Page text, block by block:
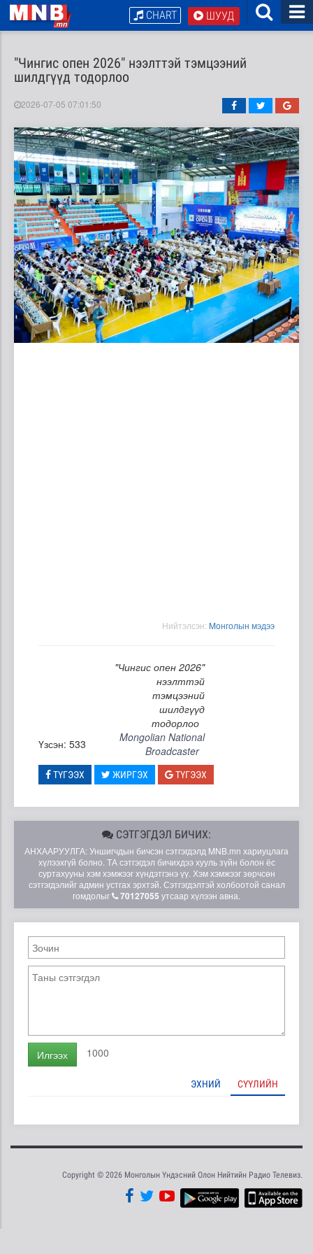
ШУУД
CHART
"Чингис опен 2026" нээлттэй тэмцээний
шилдгүүд тодорлоо
2026-07-05 07:01:50
Нийтэлсэн: Moнголын мэдээ
"Чингис опен 2026"
нээлттэй
тэмцээний
шилдгүүд
тодорлоо
Үзсэн: 533
Mongolian National
Broadcaster
ТҮГЭЭХ ЖИРГЭХ ТҮГЭЭХ
СЭТГЭГДЭЛ БИЧИХ:
АНХААРУУЛГА: Уншигчдын бичсэн сэтгэгдэлд MNB.mn хариуцлага
хүлээхгүй болно. ТА сэтгэгдэл бичихдээ хууль зүйн болон ёс
суртахууны хэм хэмжээг хүндэтгэнэ үү. Хэм хэмжээг зөрчсөн
сэтгэгдэлийг админ устгах эрхтэй. Сэтгэгдэлтэй холбоотой санал
гомдолыг
70127055 утсаар хүлээн авна.
Илгээх 1000
ЭХНИЙ СҮҮЛИЙН
Copyright © 2026 Монголын Үндэсний Олон Нийтийн Радио Телевиз.